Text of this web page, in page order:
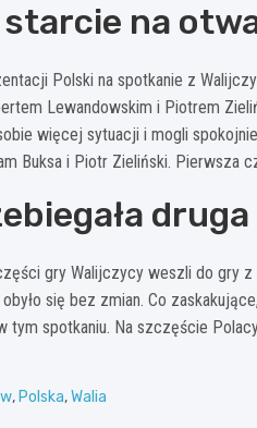
na
Polski na spotkanie z
Lewandowskim i Piotrem
więcej sytuacji i mogli
Buksa i Piotr Zieliński. Pierwsza
gry Walijczycy weszli do gry z
się bez zmian. Co
tym spotkaniu. Na szczęście
, Polska,Walia